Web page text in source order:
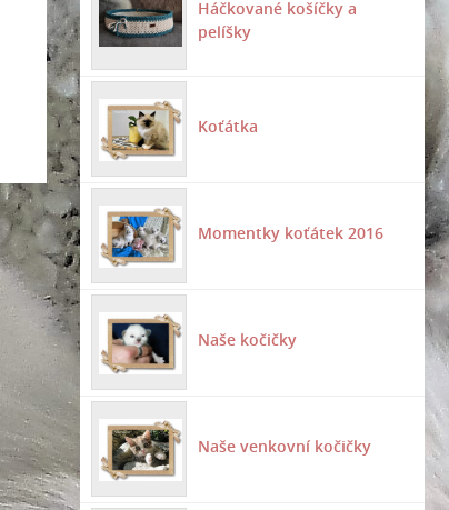
Háčkované košíčky a
pelíšky
Koťátka
Momentky koťátek 2016
Naše kočičky
Naše venkovní kočičky